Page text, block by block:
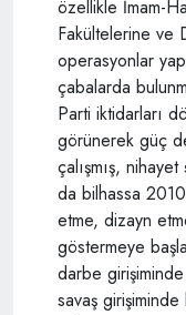
özellikle İmam-
Fakültelerine ve
operasyonlar
çabalarda
Parti iktidarları
görünerek güç
çalışmış,
da bilhassa
etme, dizayn
göstermeye
darbe
savaş